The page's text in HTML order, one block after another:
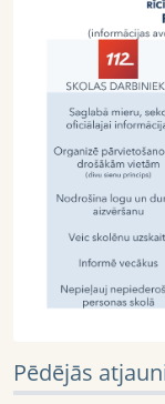
Pēdējās